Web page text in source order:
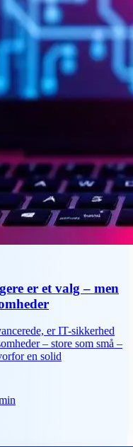
er et valg – men
er IT-sikkerhed
– store som små –
en solid